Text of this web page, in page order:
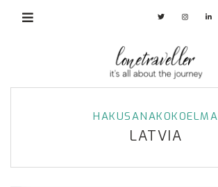
HAKUSANAKOKOELMA
LATVIA